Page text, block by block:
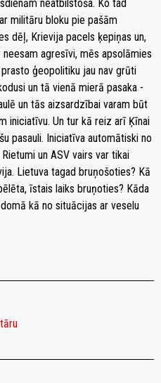
neatbilstoša. Ko tad
militāru bloku pie pašām
dēļ, Krievija pacels ķepiņas un,
agresīvi, mēs apsolāmies
ģeopolitiku jau nav grūti
un tā vienā mierā pasaka -
un tās aizsardzībai varam būt
iniciatīvu. Un tur kā reiz arī Ķīnai
pasauli. Iniciatīva automātiski no
un ASV vairs var tikai
Lietuva tagad bruņošoties? Kā
īstais laiks bruņoties? Kāda
kā no situācijas ar veselu